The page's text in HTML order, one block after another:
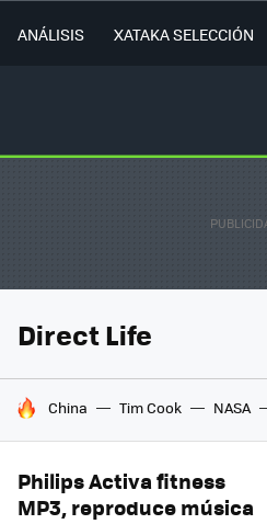
ANÁLISIS XATAKA SELECCIÓN
Direct Life
HOY SE HABLA DE
China Tim Cook NASA
Philips Activa fitness
MP3, reproduce música